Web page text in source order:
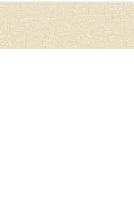
».(Матф.23:37)
ваше